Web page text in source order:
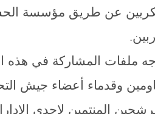
عن طريق مؤسسة
.
ملفات المشاركة في هذه
وقدماء أعضاء جيش
المنتمين لإحدى